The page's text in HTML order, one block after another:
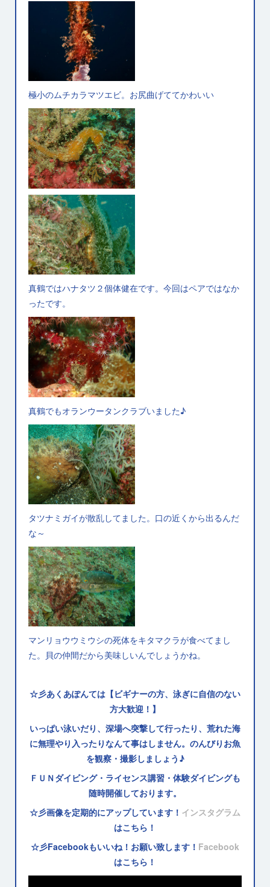
極小のムチカラマツエビ。お尻曲げててかわいい
真鶴ではハナタツ２個体健在です。今回はペアではなか
ったです。
真鶴でもオランウータンクラブいました♪
タツナミガイが散乱してました。口の近くから出るんだ
な～
マンリョウウミウシの死体をキタマクラが食べてまし
た。貝の仲間だから美味しいんでしょうかね。
☆彡あくあぽんては【ビギナーの方、泳ぎに自信のない
方大歓迎！】
いっぱい泳いだり、深場へ突撃して行ったり、荒れた海
に無理やり入ったりなんて事はしません。のんびりお魚
を観察・撮影しましょう♪
ＦＵＮダイビング・ライセンス講習・体験ダイビングも
随時開催しております。
☆彡画像を定期的にアップしています！ インスタグラム
はこちら！
☆彡Facebookもいいね！お願い致します！ Facebook
はこちら！